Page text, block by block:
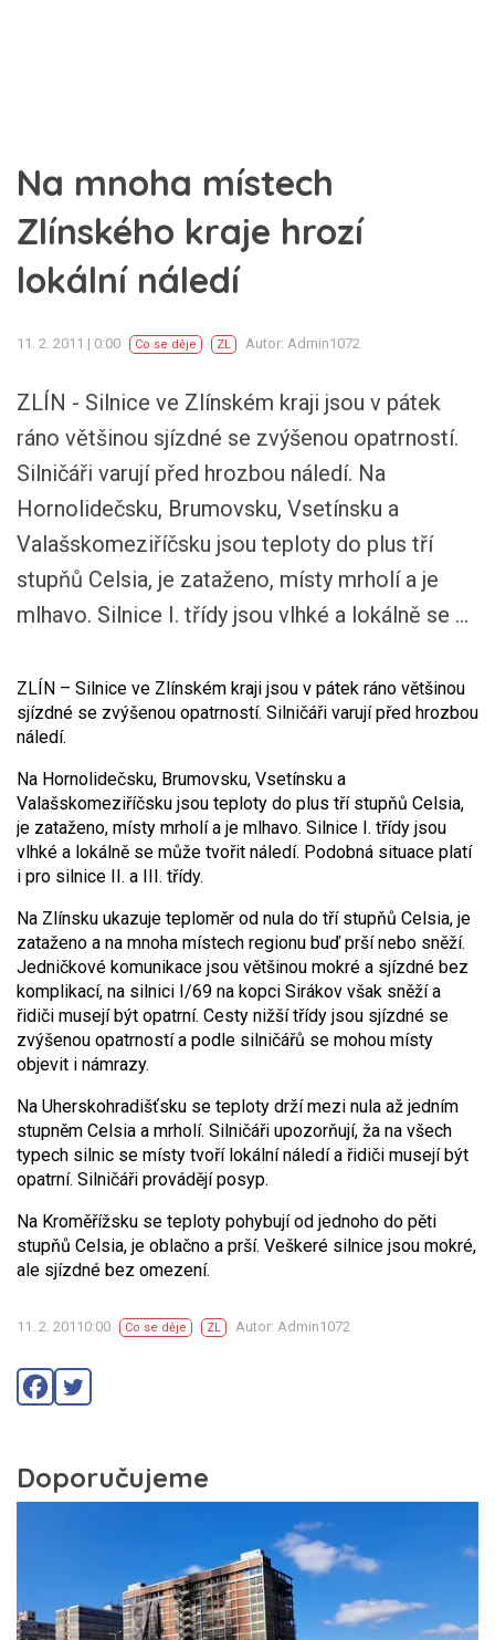
Na mnoha místech
Zlínského kraje hrozí
lokální náledí
11. 2. 2011 | 0:00 Co se děje ZL Autor: Admin1072
ZLÍN - Silnice ve Zlínském kraji jsou v pátek
ráno většinou sjízdné se zvýšenou opatrností.
Silničáři varují před hrozbou náledí. Na
Hornolidečsku, Brumovsku, Vsetínsku a
Valašskomeziříčsku jsou teploty do plus tří
stupňů Celsia, je zataženo, místy mrholí a je
mlhavo. Silnice I. třídy jsou vlhké a lokálně se ...
ZLÍN – Silnice ve Zlínském kraji jsou v pátek ráno většinou
sjízdné se zvýšenou opatrností. Silničáři varují před hrozbou
náledí.
Na Hornolidečsku, Brumovsku, Vsetínsku a
Valašskomeziříčsku jsou teploty do plus tří stupňů Celsia,
je zataženo, místy mrholí a je mlhavo. Silnice I. třídy jsou
vlhké a lokálně se může tvořit náledí. Podobná situace platí
i pro silnice II. a III. třídy.
Na Zlínsku ukazuje teploměr od nula do tří stupňů Celsia, je
zataženo a na mnoha místech regionu buď prší nebo sněží.
Jedničkové komunikace jsou většinou mokré a sjízdné bez
komplikací, na silnici I/69 na kopci Sirákov však sněží a
řidiči musejí být opatrní. Cesty nižší třídy jsou sjízdné se
zvýšenou opatrností a podle silničářů se mohou místy
objevit i námrazy.
Na Uherskohradišťsku se teploty drží mezi nula až jedním
stupněm Celsia a mrholí. Silničáři upozorňují, ža na všech
typech silnic se místy tvoří lokální náledí a řidiči musejí být
opatrní. Silničáři provádějí posyp.
Na Kroměřížsku se teploty pohybují od jednoho do pěti
stupňů Celsia, je oblačno a prší. Veškeré silnice jsou mokré,
ale sjízdné bez omezení.
11. 2. 20110:00 Co se děje ZL Autor: Admin1072